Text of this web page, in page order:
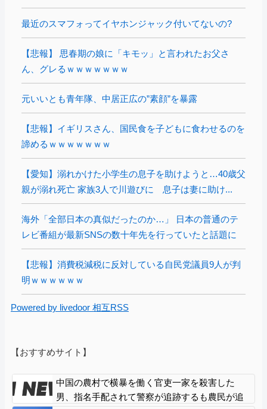
最近のスマフォってイヤホンジャック付いてないの?
【悲報】 思春期の娘に「キモッ」と言われたお父さ
ん、グレるｗｗｗｗｗｗｗ
元いいとも青年隊、中居正広の”素顔”を暴露
【悲報】イギリスさん、国民食を子どもに食わせるのを
諦めるｗｗｗｗｗｗｗ
【愛知】溺れかけた小学生の息子を助けようと…40歳父
親が溺れ死亡 家族3人で川遊びに 息子は妻に助け...
海外「全部日本の真似だったのか…」 日本の普通のテ
レビ番組が最新SNSの数十年先を行っていたと話題に
【悲報】消費税減税に反対している自民党議員9人が判
明ｗｗｗｗｗｗ
Powered by livedoor 相互RSS
【おすすめサイト】
中国の農村で横暴を働く官吏一家を殺害した
男、指名手配されて警察が追跡するも農民が追